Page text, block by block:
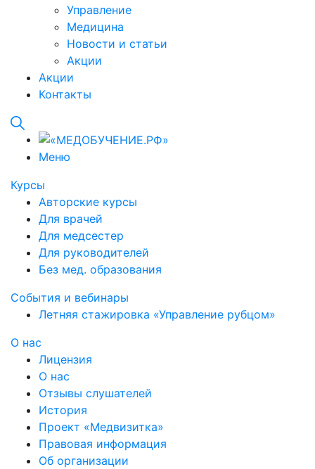
Управление
Медицина
Новости и статьи
Акции
Акции
Контакты
Меню
Курсы
Авторские курсы
Для врачей
Для медсестер
Для руководителей
Без мед. образования
События и вебинары
Летняя стажировка «Управление рубцом»
О нас
Лицензия
О нас
Отзывы слушателей
История
Проект «Медвизитка»
Правовая информация
Об организации